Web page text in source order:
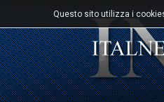
Questo sito utilizza i